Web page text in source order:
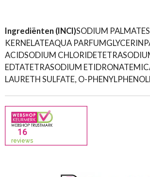
Ingrediënten (INCI)SODIUM PALMATE
KERNELATEAQUA PARFUM GLYCERIN
ACIDSODIUM CHLORIDE
EDTATETRASODIUM ETIDRONATE
LAURETH SULFATE, O-PHENYLPHENOL